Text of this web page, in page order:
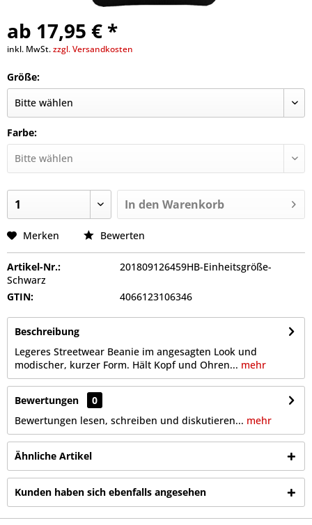
ab 17,95 € *
inkl. MwSt.zzgl. Versandkosten
Größe:
Farbe:
In den Warenkorb
Merken Bewerten
Artikel-Nr.:
201809126459HB-Einheitsgröße-
Schwarz
GTIN:
4066123106346
Beschreibung
Legeres Streetwear Beanie im angesagten Look und
modischer, kurzer Form. Hält Kopf und Ohren... mehr
Bewertungen
0
Bewertungen lesen, schreiben und diskutieren... mehr
Ähnliche Artikel
Kunden haben sich ebenfalls angesehen